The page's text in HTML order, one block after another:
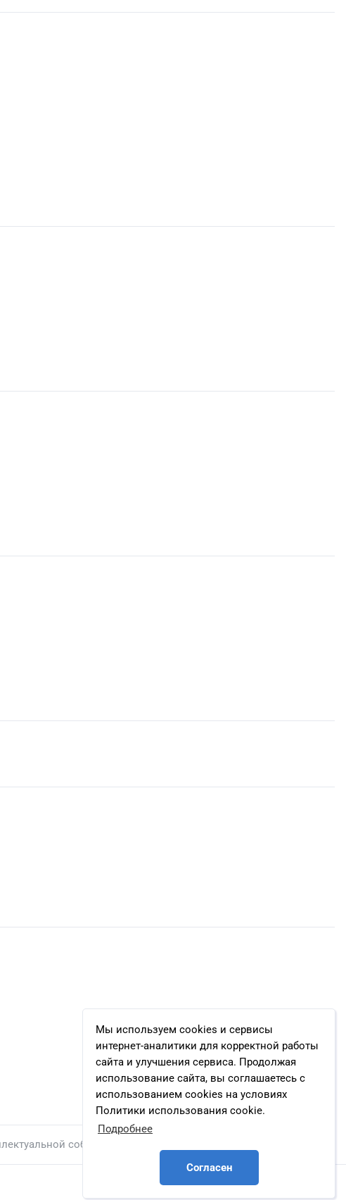
Мы используем cookies и сервисы
интернет-аналитики для корректной работы
сайта и улучшения сервиса. Продолжая
использование сайта, вы соглашаетесь с
использованием cookies на условиях
Политики использования cookie.
Подробнее
Согласен
собственности.